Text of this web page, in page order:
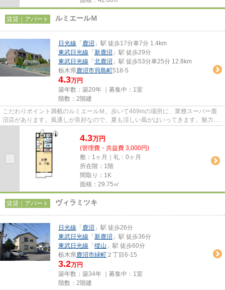
賃貸｜アパート ルミエールＭ
日光線 「 鹿沼 」駅 徒歩17分車7分 1.4km
東武日光線 「 新鹿沼 」駅 徒歩29分
東武日光線 「 北鹿沼 」駅 徒歩53分車25分 12.8km
栃木県鹿沼市貝島町518-5
4.3万円
築年数：築20年 ｜募集中： 1室
階数：2階建
こだわりポイント満載のルミエールＭ。歩いて469mの場所に、業務スーパー鹿
沼店があります。風通しが良好なので、夏も涼しい風がはいってきます。魅力的
な眺めが楽しめるエリアの物件...
4.3万円
(管理費・共益費 3,000円)
敷：1ヶ月｜礼：0ヶ月
所在階：1階
間取り：1K
面積：29.75㎡
賃貸｜アパート ヴィラミツキ
日光線 「 鹿沼 」駅 徒歩26分
東武日光線 「 新鹿沼 」駅 徒歩36分
東武日光線 「 樅山 」駅 徒歩60分
栃木県鹿沼市緑町 ２丁目6-15
3.2万円
築年数：築34年 ｜募集中： 1室
階数：2階建